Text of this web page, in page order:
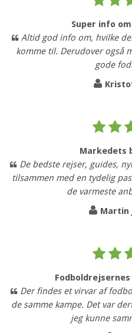
Super info
Altid god info om, hvilke
komme til. Derudover også
gode
Markedets
De bedste rejser, guides,
tilsammen med en tydelig
de varmeste
Martin
Der findes et virvar af
de samme kampe. Det var
jeg kunne